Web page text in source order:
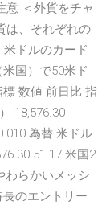
意 ＜外貨をチャ
は、それぞれの
ドルのカード
国）で50米ド
数値 前日比 指
18,576.30
為替 米ドル
51.17 米国2
わらかいメッシ
のエントリー